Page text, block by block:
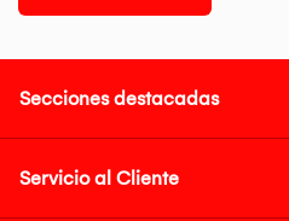
Secciones destacadas
Servicio al Cliente